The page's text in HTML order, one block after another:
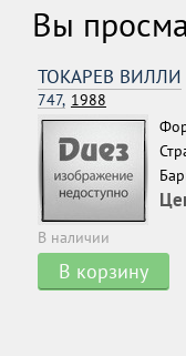
Вы
ТОКАРЕВ ВИЛЛИ
747, 1988
В наличии
В корзину